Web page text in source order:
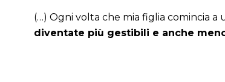
(…) Ogni volta che mia figlia comincia
diventate più gestibili e anche